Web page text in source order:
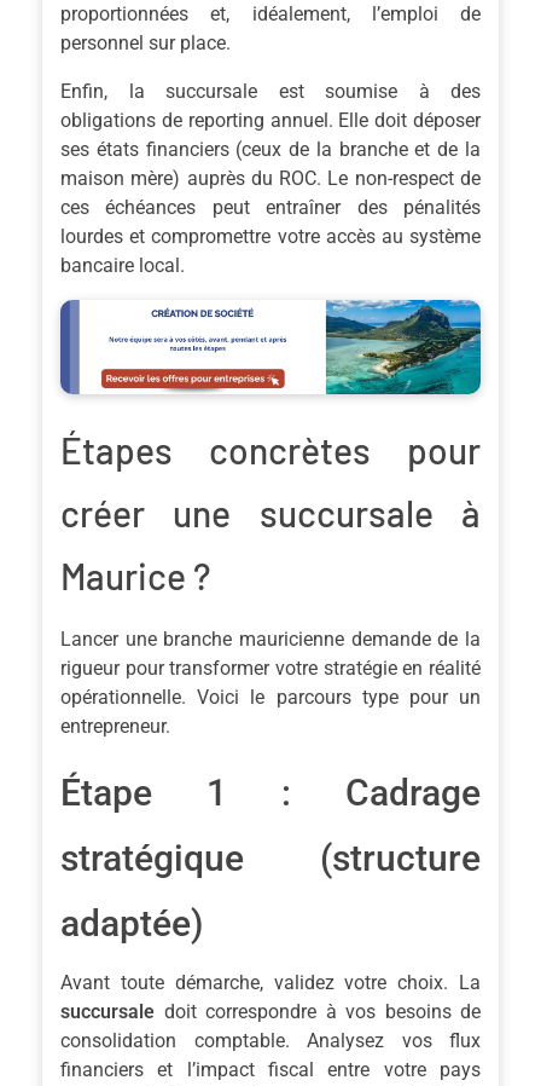
proportionnées et, idéalement, l’emploi de
personnel sur place.
Enfin, la succursale est soumise à des
obligations de reporting annuel. Elle doit déposer
ses états financiers (ceux de la branche et de la
maison mère) auprès du ROC. Le non-respect de
ces échéances peut entraîner des pénalités
lourdes et compromettre votre accès au système
bancaire local.
Étapes concrètes pour
créer une succursale à
Maurice ?
Lancer une branche mauricienne demande de la
rigueur pour transformer votre stratégie en réalité
opérationnelle. Voici le parcours type pour un
entrepreneur.
Étape 1 : Cadrage
stratégique (structure
adaptée)
Avant toute démarche, validez votre choix. La
succursale doit correspondre à vos besoins de
consolidation comptable. Analysez vos flux
financiers et l’impact fiscal entre votre pays